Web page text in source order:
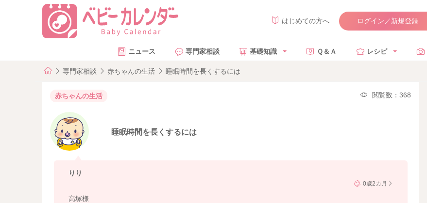
はじめての方へ ログイン／新規登録
ニュース 専門家相談 基礎知識 Ｑ＆Ａ レシピ
専門家相談 赤ちゃんの生活 睡眠時間を長くするには
赤ちゃんの生活 閲覧数：368
睡眠時間を長くするには
りり
0歳2カ月
高塚様